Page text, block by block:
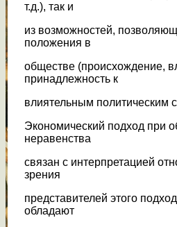
т.д.), так и
из возможностей,
положения в
обществе (происхождение,
принадлежность к
влиятельным политическим
Экономический подход при
неравенства
связан с интерпретацией
зрения
представителей этого
обладают